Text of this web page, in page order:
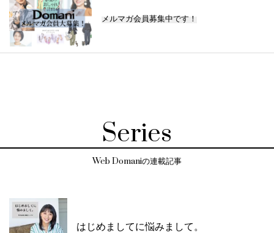
メルマガ会員募集中です！
Series
Web Domaniの連載記事
はじめましてに悩みまして。